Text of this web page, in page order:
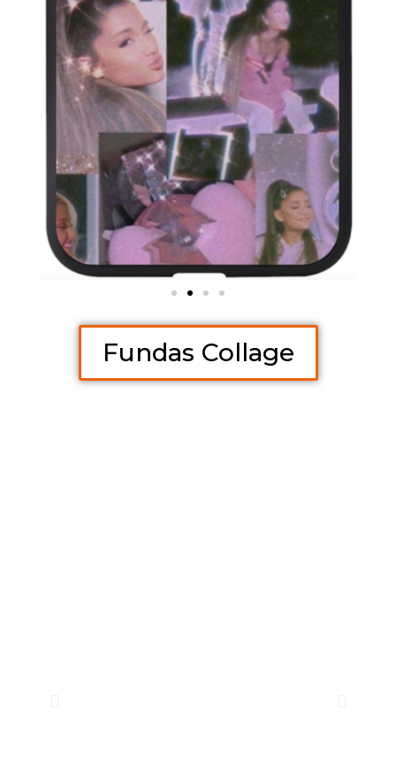
Fundas Collage